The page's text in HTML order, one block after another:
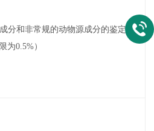
分和非常规的动物源成分的鉴定（动
为0.5%）